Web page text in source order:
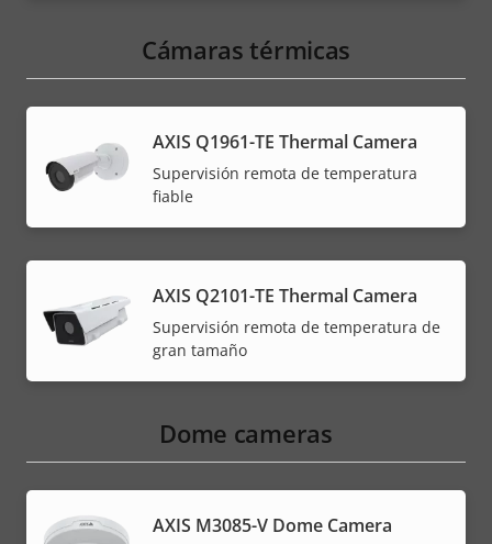
Cámaras térmicas
AXIS Q1961-TE Thermal Camera
Supervisión remota de temperatura
fiable
AXIS Q2101-TE Thermal Camera
Supervisión remota de temperatura de
gran tamaño
Dome cameras
AXIS M3085-V Dome Camera